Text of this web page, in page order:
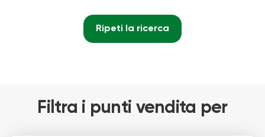
Ripeti la ricerca
Filtra i punti vendita per